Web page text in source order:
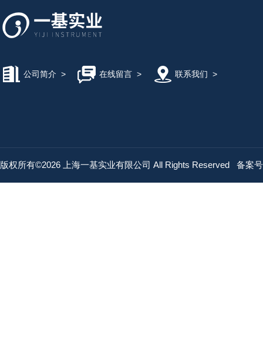
公司简介 > 在线留言> 联系我们 >
版权所有©2026 上海一基实业有限公司 All Rights Reserved 备案